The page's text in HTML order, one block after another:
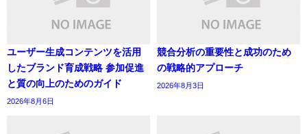
ユーザー生成コンテンツを活用
したブランド育成戦略 参加促進
と質の向上のためのガイド
2026年8月6日
競合分析の重要性と成功のため
の戦略的アプローチ
2026年8月3日